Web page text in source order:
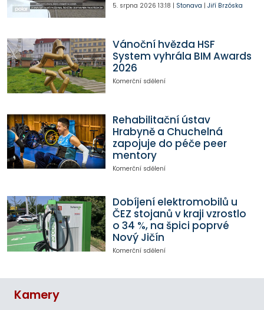
5. srpna 2026 13:18 | Stonava | Jiří Brzóska
Vánoční hvězda HSF
System vyhrála BIM Awards
2026
Komerční sdělení
Rehabilitační ústav
Hrabyně a Chuchelná
zapojuje do péče peer
mentory
Komerční sdělení
Dobíjení elektromobilů u
ČEZ stojanů v kraji vzrostlo
o 34 %, na špici poprvé
Nový Jičín
Komerční sdělení
Kamery